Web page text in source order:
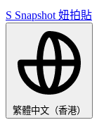
S Snapshot 妞拍貼
繁體中文（香港）